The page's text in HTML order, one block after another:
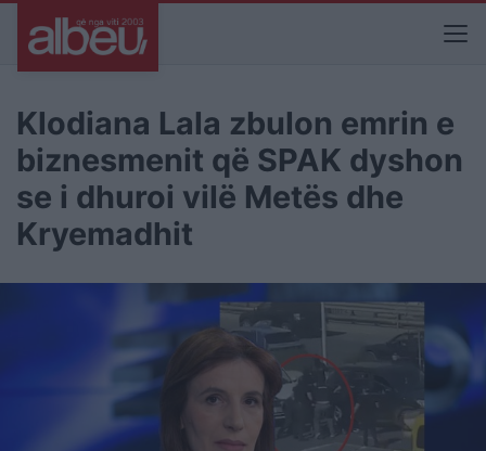
Klodiana Lala zbulon emrin e
biznesmenit që SPAK dyshon
se i dhuroi vilë Metës dhe
Kryemadhit